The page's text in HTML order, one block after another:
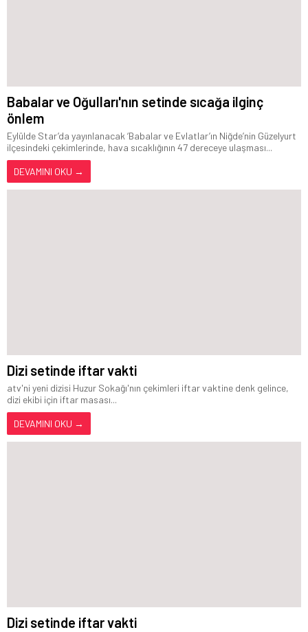
Babalar ve Oğulları'nın setinde sıcağa ilginç
önlem
Eylülde Star’da yayınlanacak ‘Babalar ve Evlatlar’ın Niğde’nin Güzelyurt
ilçesindeki çekimlerinde, hava sıcaklığının 47 dereceye ulaşması...
DEVAMINI OKU →
Dizi setinde iftar vakti
atv'ni yeni dizisi Huzur Sokağı'nın çekimleri iftar vaktine denk gelince,
dizi ekibi için iftar masası...
DEVAMINI OKU →
Dizi setinde iftar vakti